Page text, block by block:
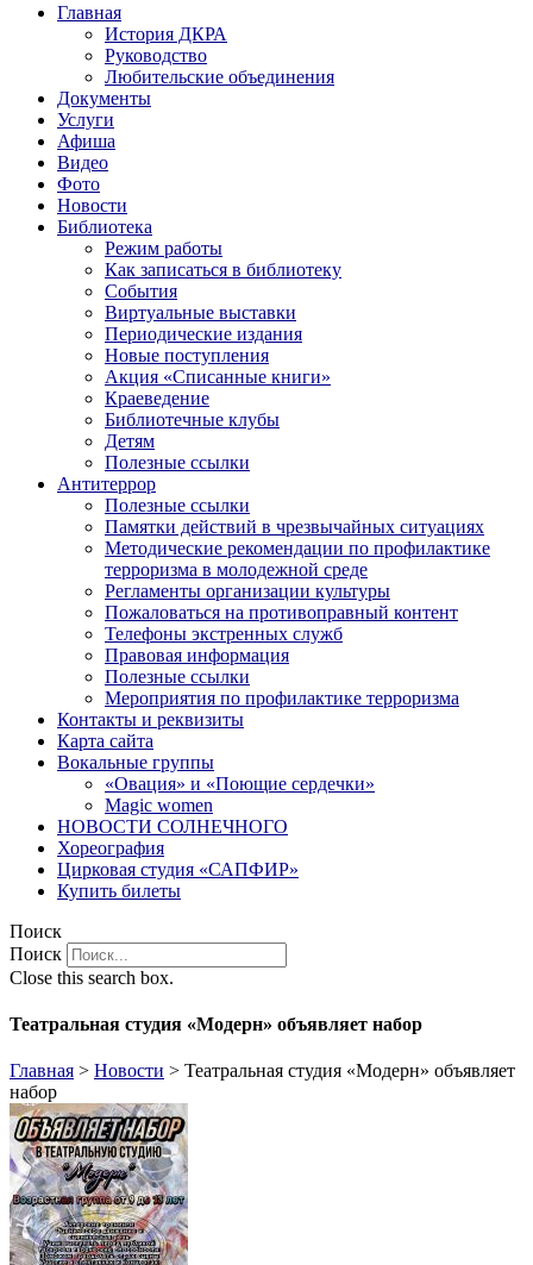
Главная
История ДКРА
Руководство
Любительские объединения
Документы
Услуги
Афиша
Видео
Фото
Новости
Библиотека
Режим работы
Как записаться в библиотеку
События
Виртуальные выставки
Периодические издания
Новые поступления
Акция «Списанные книги»
Краеведение
Библиотечные клубы
Детям
Полезные ссылки
Антитеррор
Полезные ссылки
Памятки действий в чрезвычайных ситуациях
Методические рекомендации по профилактике
терроризма в молодежной среде
Регламенты организации культуры
Пожаловаться на противоправный контент
Телефоны экстренных служб
Правовая информация
Полезные ссылки
Мероприятия по профилактике терроризма
Контакты и реквизиты
Карта сайта
Вокальные группы
«Овация» и «Поющие сердечки»
Magic women
НОВОСТИ СОЛНЕЧНОГО
Хореография
Цирковая студия «САПФИР»
Купить билеты
Поиск
Поиск
Close this search box.
Театральная студия «Модерн» объявляет набор
Главная > Новости > Театральная студия «Модерн» объявляет
набор